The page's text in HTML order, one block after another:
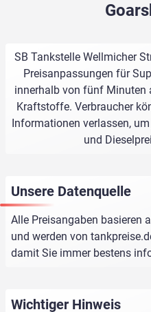
SB Tankstelle Wellmicher
Preisanpassungen für
innerhalb von fünf Minuten
Kraftstoffe. Verbraucher
Informationen verlassen,
und
Unsere Datenquelle
Alle Preisangaben basieren
und werden von
damit Sie immer bestens
Wichtiger Hinweis